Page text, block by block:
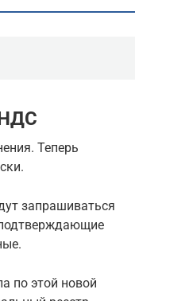
Теперь
запрашиваться
по этой новой